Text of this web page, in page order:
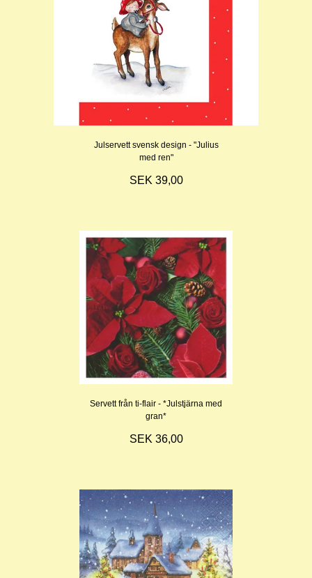
Julservett svensk design - "Julius
med ren"
SEK 39,00
Servett från ti-flair - *Julstjärna med
gran*
SEK 36,00